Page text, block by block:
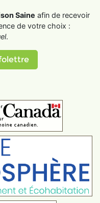
Saine afin de recevoir
de votre choix :
.